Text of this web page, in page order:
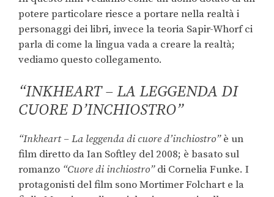
potere particolare riesce a portare nella realtà i
personaggi dei libri, invece la teoria Sapir-Whorf ci
parla di come la lingua vada a creare la realtà;
vediamo questo collegamento.
“INKHEART – LA LEGGENDA DI
CUORE D’INCHIOSTRO”
“Inkheart – La leggenda di cuore d’inchiostro”è un
film diretto da Ian Softley del 2008; è basato sul
romanzo “Cuore di inchiostro”di Cornelia Funke. I
protagonisti del film sono Mortimer Folchart e la